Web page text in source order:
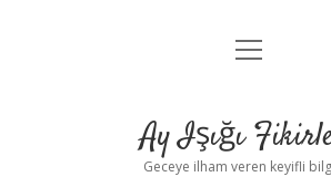
Anasayfa
Yasal Uyarı
menüyü
Ay Işığı
Geceye ilham veren keyifli